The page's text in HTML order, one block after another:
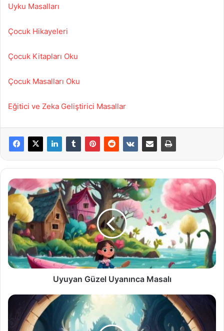
Uyku Masalları
Çocuk Hikayeleri
Çocuk Kitapları Oku
Çocuk Masalları Oku
Eğitici ve Zeka Geliştirici Masallar
Uyuyan
Güzel
Uyanınca
Masalı
Uyuyan Güzel Uyanınca Masalı
Zamanda
Yolculuk: